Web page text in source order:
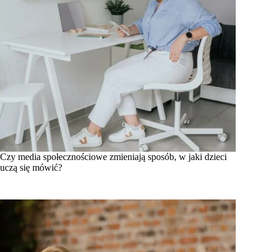
Czy media społecznościowe zmieniają sposób, w jaki dzieci
uczą się mówić?